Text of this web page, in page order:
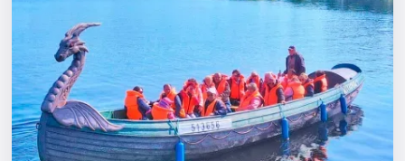
Города
Площадки
Артисты